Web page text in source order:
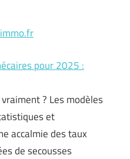
pour 2025 :
? Les modèles
et
accalmie des taux
de secousses